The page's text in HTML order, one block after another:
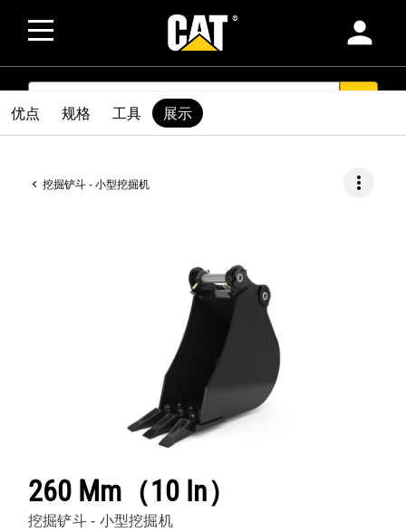
person
SEARCH
挖掘铲斗 - 小型挖掘机 more_vert
260 Mm（10 In）
挖掘铲斗 - 小型挖掘机
优点 规格 工具 展示